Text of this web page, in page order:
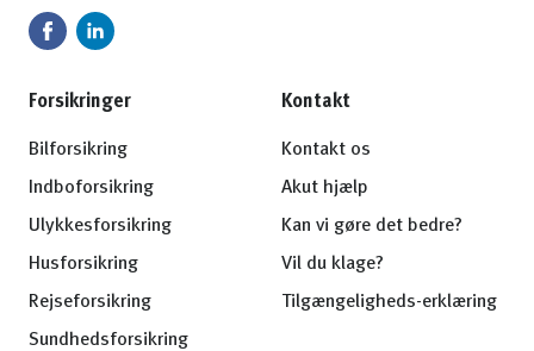
Forsikringer
Bilforsikring
Indboforsikring
Ulykkesforsikring
Husforsikring
Rejseforsikring
Sundhedsforsikring
Kontakt
Kontakt os
Akut hjælp
Kan vi gøre det bedre?
Vil du klage?
Tilgængeligheds-erklæring